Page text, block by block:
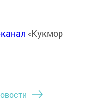
«Кукмор